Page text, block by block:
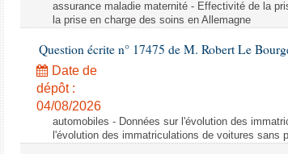
assurance maladie maternité - Effectivité de la
la prise en charge des soins en Allemagne
Question écrite n° 17475 de M. Robert Le
Date de
dépôt :
04/08/2026
automobiles - Données sur l'évolution des
l'évolution des immatriculations de voitures sans